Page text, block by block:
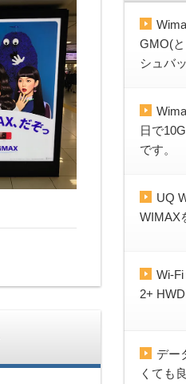
GMO(
シュバ
日で
です。
UQ
WIMAX
Wi-
2+
デー
くても